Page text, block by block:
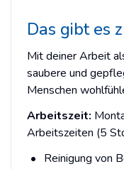
Das gibt es
Mit deiner Arbeit
saubere und
Menschen
Arbeitszeit:
Arbeitszeiten (5
Reinigung von